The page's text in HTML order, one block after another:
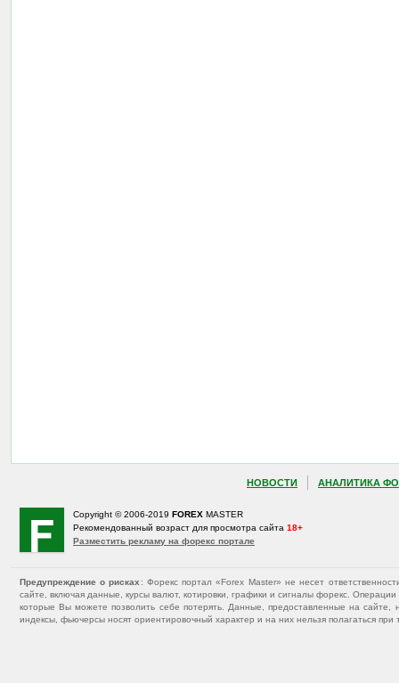
НОВОСТИ АНАЛИТИКА
Copyright © 2006-2019 FOREX MASTER
Рекомендованный возраст для просмотра сайта 18+
Разместить рекламу на форекс портале
Предупреждение о рисках : Форекс портал «Forex Master» не несет
сайте, включая данные, курсы валют, котировки, графики и сигналы форекс.
которые Вы можете позволить себе потерять. Данные, предоставленные на
индексы, фьючерсы носят ориентировочный характер и на них нельзя полагаться при